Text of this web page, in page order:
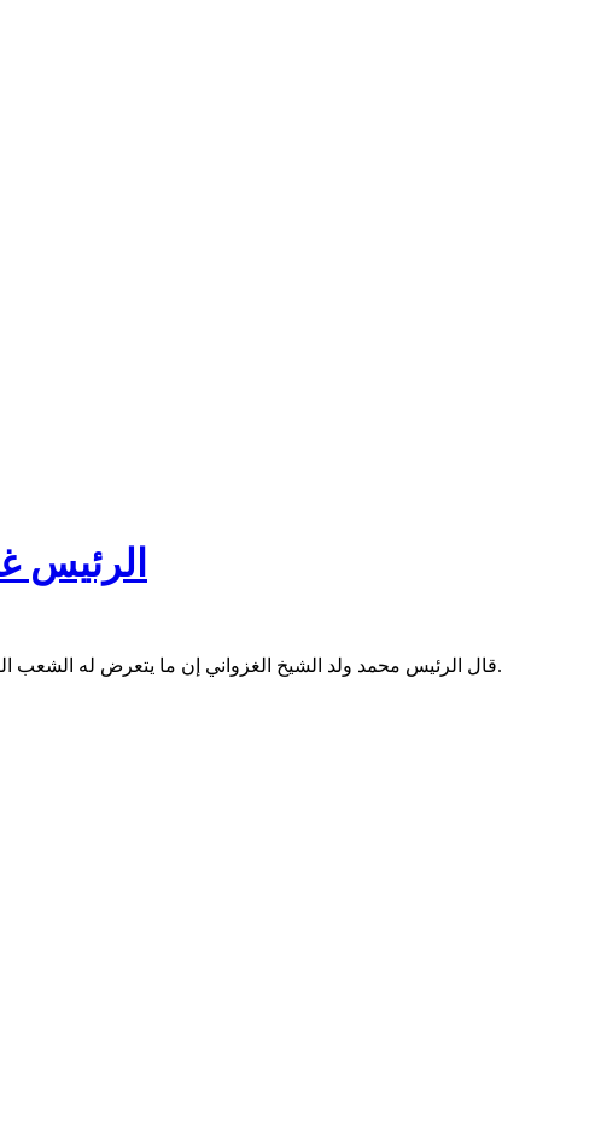
الرئيس
قال الرئيس محمد ولد الشيخ الغزواني إن ما يتعرض له الشعب الفلسطيني اليوم في قطاع غزة لا يمكن اعتباره إلا تصفية ممنهجة وإبادة جماعية مكتملة الأركان تنفذ في وضح النهار أمام أنظار العالم.